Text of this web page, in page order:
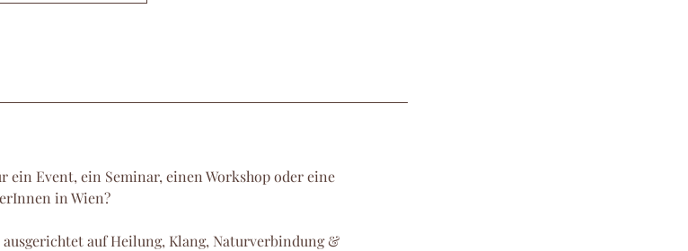
ein Event, ein Seminar, einen Workshop oder eine
in Wien?
auf Heilung, Klang, Naturverbindung &